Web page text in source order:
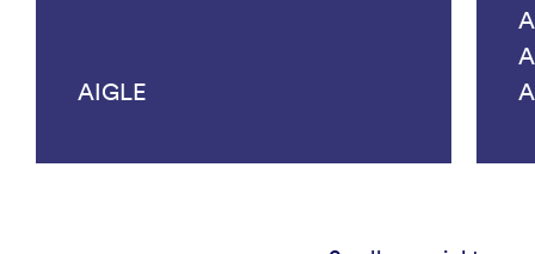
AIGLE